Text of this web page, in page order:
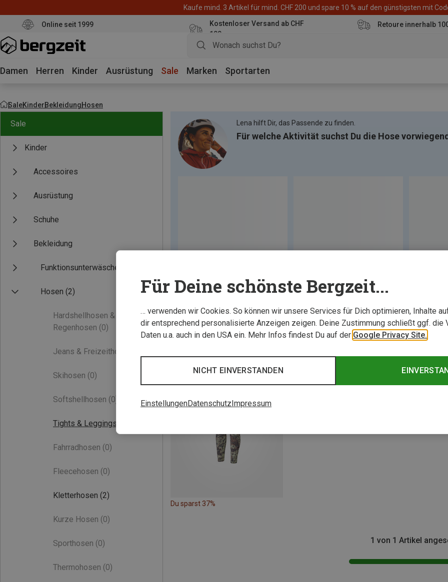
Kaufe mind. 3 Artikel für mind. CHF 200 und spare 10 % auf den günstigsten mit
Online seit 1999
Kostenloser Versand ab CHF
100
Retoure innerhalb
Damen Herren Kinder Ausrüstung Sale Marken Sportarten
SaleKinderBekleidungHosen
Sale
Kinder
Accessoires
Ausrüstung
Schuhe
Bekleidung
Funktionsunterwäsche
Hosen (2)
Hardshellhosen &
Regenhosen (0)
Jeans & Freizeithosen
Skihosen (0)
Softshellhosen (0)
Tights & Leggings
Fahrradhosen (0)
Fleecehosen (0)
Kletterhosen (2)
Kurze Hosen (0)
Sporthosen (0)
Thermohosen (0)
Lena hilft Dir, das Passende zu finden.
Für welche Aktivität suchst Du die Hose
Du sparst 37%
1 von 1 Artikel
Für Deine schönste Bergzeit...
… verwenden wir Cookies. So können wir unsere Services für Dich optimieren, Inhalte
dir entsprechend personalisierte Anzeigen zeigen. Deine Zustimmung schließt ggf. die
Daten u.a. auch in den USA ein. Mehr Infos findest Du auf der Google Privacy Site.
NICHT EINVERSTANDEN
EinstellungenDatenschutzImpressum